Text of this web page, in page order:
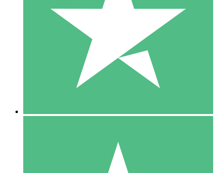
Paga según el uso con créditos de descarga. Sin compromiso
10 00
10 Descargas
20 00